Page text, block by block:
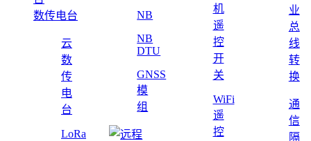
数传电台
云
数
传
电
台
LoRa
NB
NB
DTU
GNSS
模
组
机
遥
控
开
关
WiFi
遥
控
业
总
线
转
换
通
信
隔